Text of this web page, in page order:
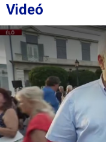
Videó